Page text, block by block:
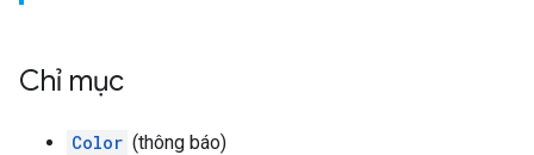
Chỉ mục
Color (thông báo)